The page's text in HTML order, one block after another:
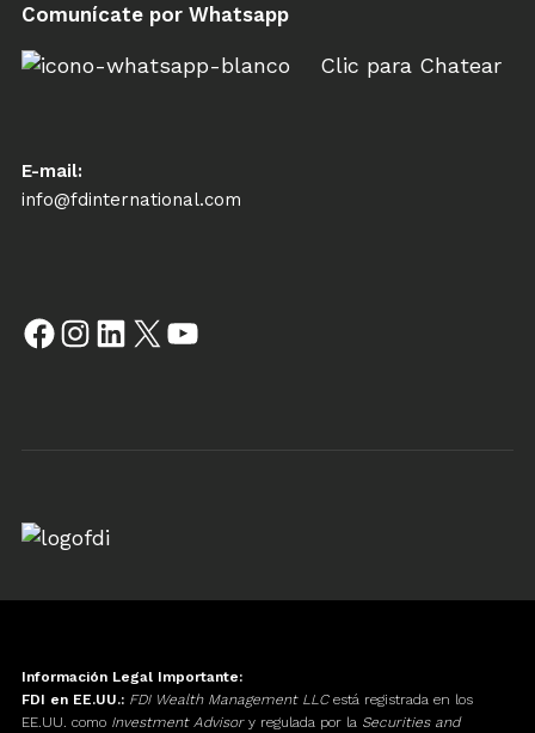
Comunícate por Whatsapp
Clic para Chatear
E-mail:
info@fdinternational.com
Información Legal Importante:
FDI en EE.UU.: FDI Wealth Management LLCestá registrada en los
EE.UU. como Investment Advisory regulada por la Securities and